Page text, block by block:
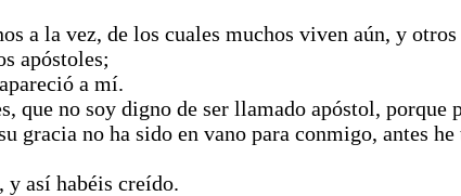
a la vez, de los cuales muchos viven aún, y
apóstoles;
a mí.
que no soy digno de ser llamado apóstol, porque
gracia no ha sido en vano para conmigo, antes
y así habéis creído.